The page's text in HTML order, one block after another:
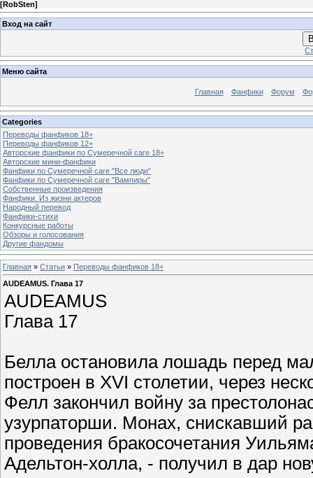
[RobSten]
Вход на сайт
Меню сайта
Главная Фанфики Форум
Categories
Переводы фанфиков 18+
Переводы фанфиков 12+
Авторские фанфики по Сумеречной саге 18+
Авторские мини-фанфики
Фанфики по Сумеречной саге "Все люди"
Фанфики по Сумеречной саге "Вампиры"
Собственные произведения
Фанфики. Из жизни актеров
Народный перевод
Фанфики-стихи
Конкурсные работы
Обзоры и голосования
Другие фандомы
Главная » Статьи » Переводы фанфиков 18+
AUDEAMUS. Глава 17
AUDEAMUS
Глава 17
Белла остановила лошадь перед
построен в XVI столетии, через
Фелл закончил войну за
узурпаторши. Монах, снискавший
проведения бракосочетания
Адельтон-холла, - получил в дар